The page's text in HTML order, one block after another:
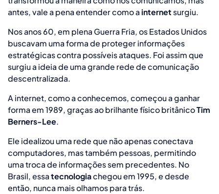
antes, vale a pena entender como a internet surgiu.
Nos anos 60, em plena Guerra Fria, os Estados Unidos
buscavam uma forma de proteger informações
estratégicas contra possíveis ataques. Foi assim que
surgiu a ideia de uma grande rede de comunicação
descentralizada.
A internet, como a conhecemos, começou a ganhar
forma em 1989, graças ao brilhante físico britânicoTim
Berners-Lee.
Ele idealizou uma rede que não apenas conectava
computadores, mas também pessoas, permitindo
uma troca de informações sem precedentes. No
Brasil, essatecnologiachegou em 1995, e desde
então, nunca mais olhamos para trás.